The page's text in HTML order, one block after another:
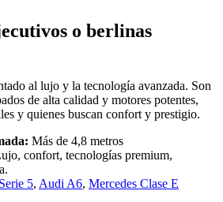
o berlinas
al lujo y la tecnología avanzada. Son
de alta calidad y motores potentes,
y quienes buscan confort y prestigio.
Más de 4,8 metros
confort, tecnologías premium,
5, Audi A6, Mercedes Clase E